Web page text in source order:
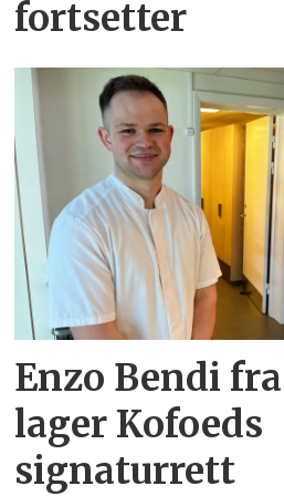
fortsetter
Enzo Bendi
lager Kofoeds
signaturrett